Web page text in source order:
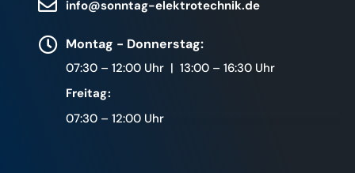
 info@sonntag-elektrotechnik.de
 Montag - Donnerstag:
07:30 – 12:00 Uhr | 13:00 – 16:30 Uhr
Freitag:
07:30 – 12:00 Uhr